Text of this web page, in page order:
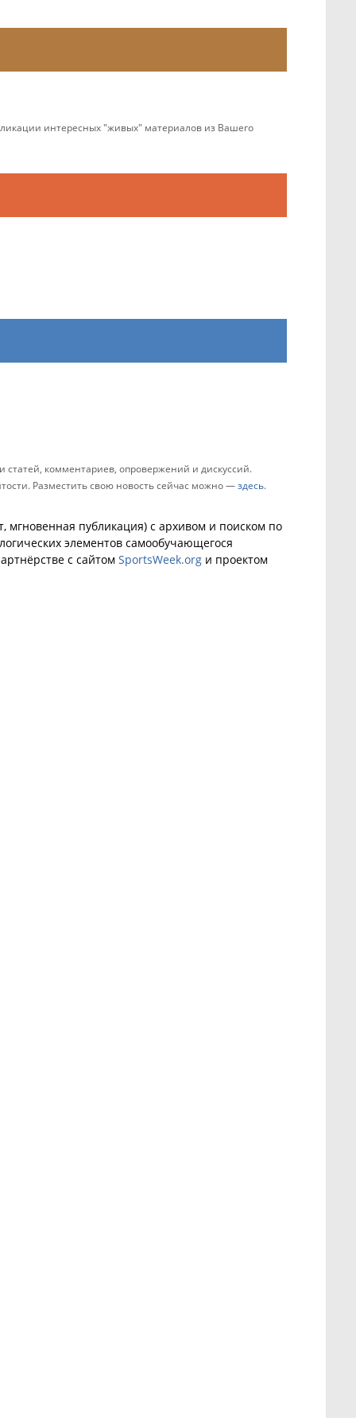
интересных "живых" материалов из Вашего
комментариев, опровержений и дискуссий.
Разместить свою новость сейчас можно —здесь.
публикация) с архивом и поиском по
элементов самообучающегося
с сайтом SportsWeek.org и проектом